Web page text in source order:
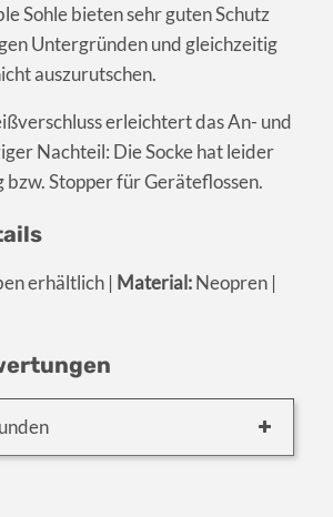
Sohle bieten sehr guten Schutz
Untergründen und gleichzeitig
auszurutschen.
erleichtert das An- und
Nachteil: Die Socke hat leider
bzw. Stopper für Geräteflossen.
erhältlich | Material:Neopren |